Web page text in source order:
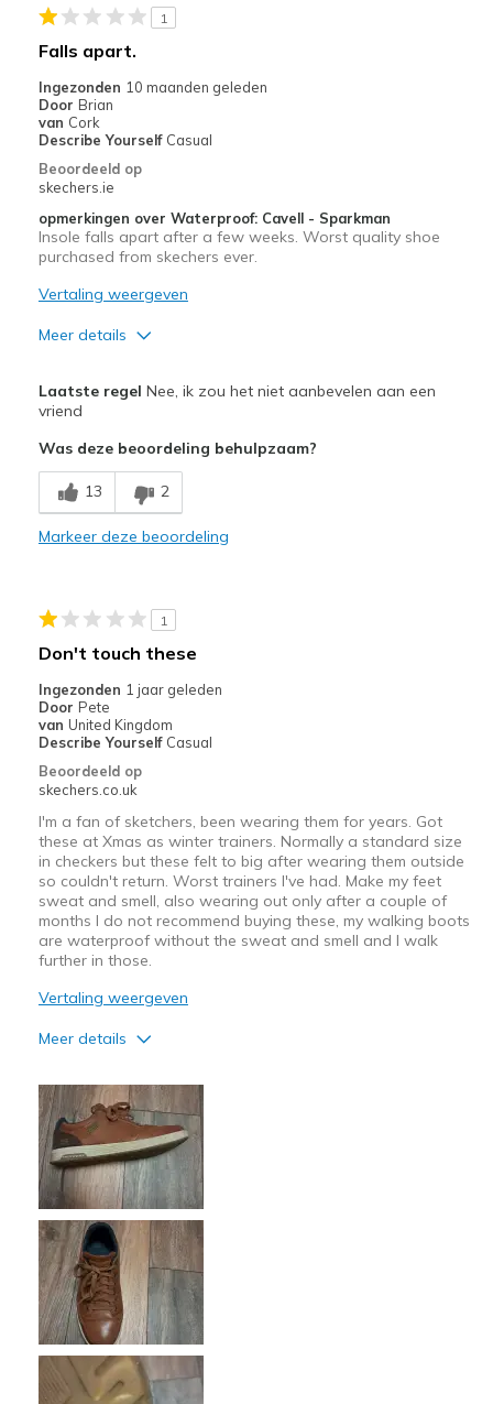
Casual Wear
Going Out
Width
Feels true to width
Sizing
1
Falls apart.
Ingezonden 10 maanden geleden
Door Brian
van Cork
Describe Yourself Casual
Beoordeeld op
skechers.ie
opmerkingen over Waterproof: Cavell - Sparkman
Insole falls apart after a few weeks. Worst quality shoe
purchased from skechers ever.
Vertaling weergeven
Meer details
Attractive Design
Minpunten
Poor Cushioning
Poor Quality
Beste toepassingen
None
Width
Feels true to width
Sizing
Laatste regel Nee, ik zou het niet aanbevelen aan een
vriend
Was deze beoordeling behulpzaam?
13 2
Markeer deze beoordeling
1
Don't touch these
Ingezonden 1 jaar geleden
Door Pete
van United Kingdom
Describe Yourself Casual
Beoordeeld op
skechers.co.uk
I'm a fan of sketchers, been wearing them for years. Got
these at Xmas as winter trainers. Normally a standard size
in checkers but these felt to big after wearing them outside
so couldn't return. Worst trainers I've had. Make my feet
sweat and smell, also wearing out only after a couple of
months I do not recommend buying these, my walking boots
are waterproof without the sweat and smell and I walk
further in those.
Vertaling weergeven
Meer details
Feet sweat and smell
Wear Out Quickly
Beste toepassingen
Casual Wear
Width
Feels true to width
Sizing
Feels half size too big
View On Shoes
Shoes are for Wearing